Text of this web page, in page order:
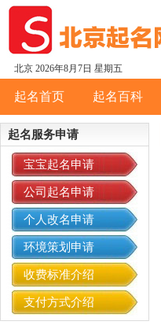
北京 2026年8月7日 星期五
起名首页 起名百科
起名服务申请
宝宝起名申请
公司起名申请
个人改名申请
环境策划申请
收费标准介绍
支付方式介绍